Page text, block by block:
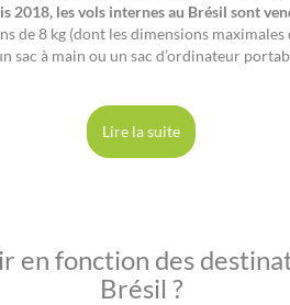
2018, les vols internes au Brésil sont
de 8 kg (dont les dimensions
sac à main ou un sac d’ordinateur
Lire la suite
en fonction des
Brésil ?